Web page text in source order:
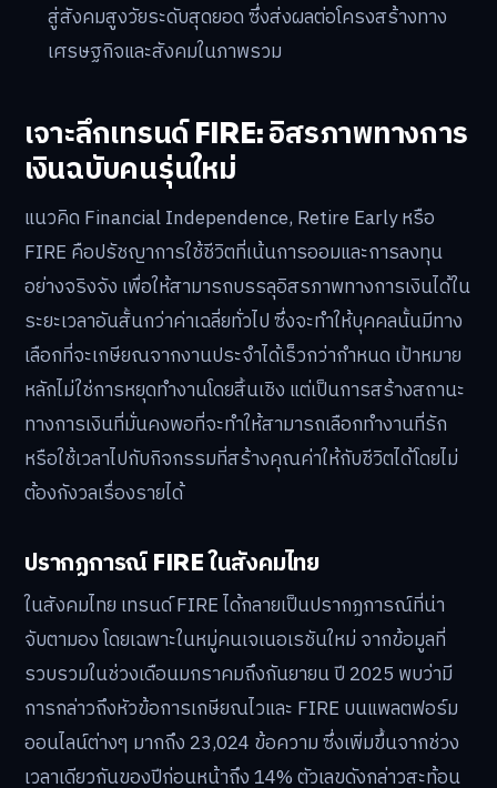
สู่สังคมสูงวัยระดับสุดยอด ซึ่งส่งผลต่อโครงสร้างทาง
เศรษฐกิจและสังคมในภาพรวม
เจาะลึกเทรนด์ FIRE: อิสรภาพทางการ
เงินฉบับคนรุ่นใหม่
แนวคิด Financial Independence, Retire Early หรือ
FIRE คือปรัชญาการใช้ชีวิตที่เน้นการออมและการลงทุน
อย่างจริงจัง เพื่อให้สามารถบรรลุอิสรภาพทางการเงินได้ใน
ระยะเวลาอันสั้นกว่าค่าเฉลี่ยทั่วไป ซึ่งจะทำให้บุคคลนั้นมีทาง
เลือกที่จะเกษียณจากงานประจำได้เร็วกว่ากำหนด เป้าหมาย
หลักไม่ใช่การหยุดทำงานโดยสิ้นเชิง แต่เป็นการสร้างสถานะ
ทางการเงินที่มั่นคงพอที่จะทำให้สามารถเลือกทำงานที่รัก
หรือใช้เวลาไปกับกิจกรรมที่สร้างคุณค่าให้กับชีวิตได้โดยไม่
ต้องกังวลเรื่องรายได้
ปรากฏการณ์ FIRE ในสังคมไทย
ในสังคมไทย เทรนด์ FIRE ได้กลายเป็นปรากฏการณ์ที่น่า
จับตามอง โดยเฉพาะในหมู่คนเจเนอเรชันใหม่ จากข้อมูลที่
รวบรวมในช่วงเดือนมกราคมถึงกันยายน ปี 2025 พบว่ามี
การกล่าวถึงหัวข้อการเกษียณไวและ FIRE บนแพลตฟอร์ม
ออนไลน์ต่างๆ มากถึง 23,024 ข้อความ ซึ่งเพิ่มขึ้นจากช่วง
เวลาเดียวกันของปีก่อนหน้าถึง 14% ตัวเลขดังกล่าวสะท้อน